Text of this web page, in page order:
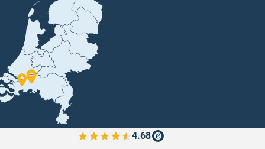
4.68
Bekijk de verfplaza beoordelingen